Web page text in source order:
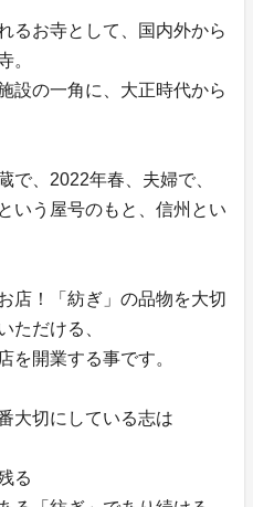
るお寺として、国内外から
。
設の一角に、大正時代から
で、2022年春、夫婦で、
いう屋号のもと、信州とい
店！「紡ぎ」の品物を大切
ただける、
を開業する事です。
大切にしている志は
る